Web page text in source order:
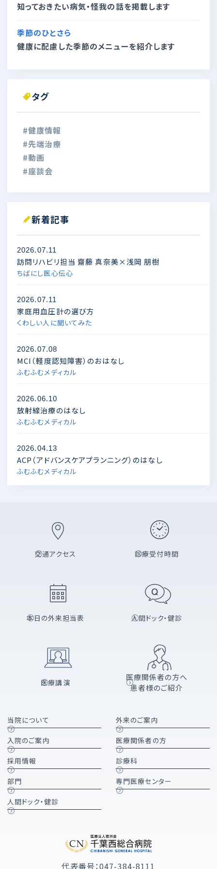
知っておきたい病気・怪我の話を掲載します
季節のひとさら
健康に配慮した季節のメニューを紹介します
タグ
#健康情報
#先端治療
#動画
#座談会
新着記事
2026.07.11
訪問リハビリ担当 齋藤 真奈美×浅岡 朋樹
ちばにし医心伝心
2026.07.11
家庭用血圧計の選び方
くわしい人に聞いてみた
2026.07.08
MCI（軽度認知障害）のおはなし
ふむふむメディカル
2026.06.10
放射線治療のはなし
ふむふむメディカル
2026.04.13
ACP（アドバンスケアプランニング）のはなし
ふむふむメディカル
交通アクセス 診療受付時間
本日の外来担当表 人間ドック・健診
医療講演
医療関係者の方へ
患者様のご紹介
当院について 外来のご案内
入院のご案内 医療関係者の方
採用情報 診療科
部門 専門医療センター
人間ドック・健診
代表番号：047-384-8111